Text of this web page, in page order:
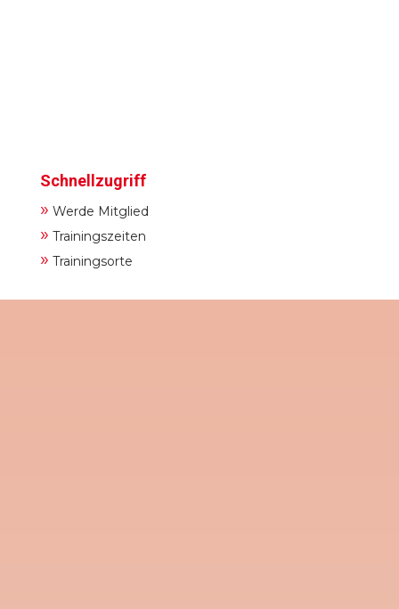
Schnellzugriff
» Werde Mitglied
» Trainingszeiten
» Trainingsorte